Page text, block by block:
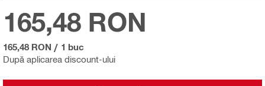
După aplicarea discount-ului
165,48 RON
165,48 RON / 1 buc